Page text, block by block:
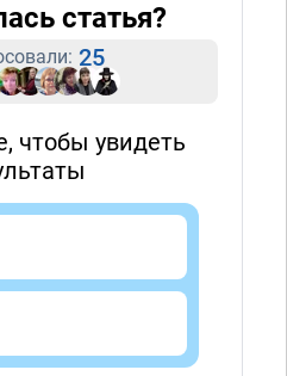
статья?
25
чтобы увидеть